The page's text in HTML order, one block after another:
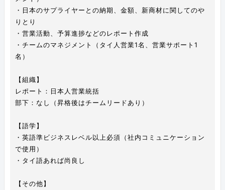
・日本のサプライヤーとの納期、金額、新商材に関してのや
りとり
・営業活動、予算進捗などのレポート作成
・チームのマネジメント（タイ人営業1名、営業サポート1
名）
【組織】
レポート：日本人営業統括
部下：なし（昇格後はチームリードあり）
【語学】
・英語準ビジネスレベル以上必須（社内コミュニケーション
で使用）
・タイ語あれば尚良し
【その他】